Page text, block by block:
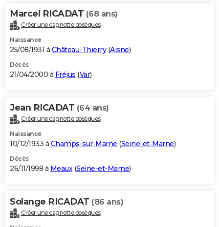
Marcel RICADAT (68 ans)
Créer une cagnotte obsèques
Naissance
25/08/1931 à Château-Thierry(Aisne)
Décès
21/04/2000 à Fréjus (Var)
Jean RICADAT (64 ans)
Créer une cagnotte obsèques
Naissance
10/12/1933 à Champs-sur-Marne (Seine-et-Marne)
Décès
26/11/1998 à Meaux(Seine-et-Marne)
Solange RICADAT (86 ans)
Créer une cagnotte obsèques